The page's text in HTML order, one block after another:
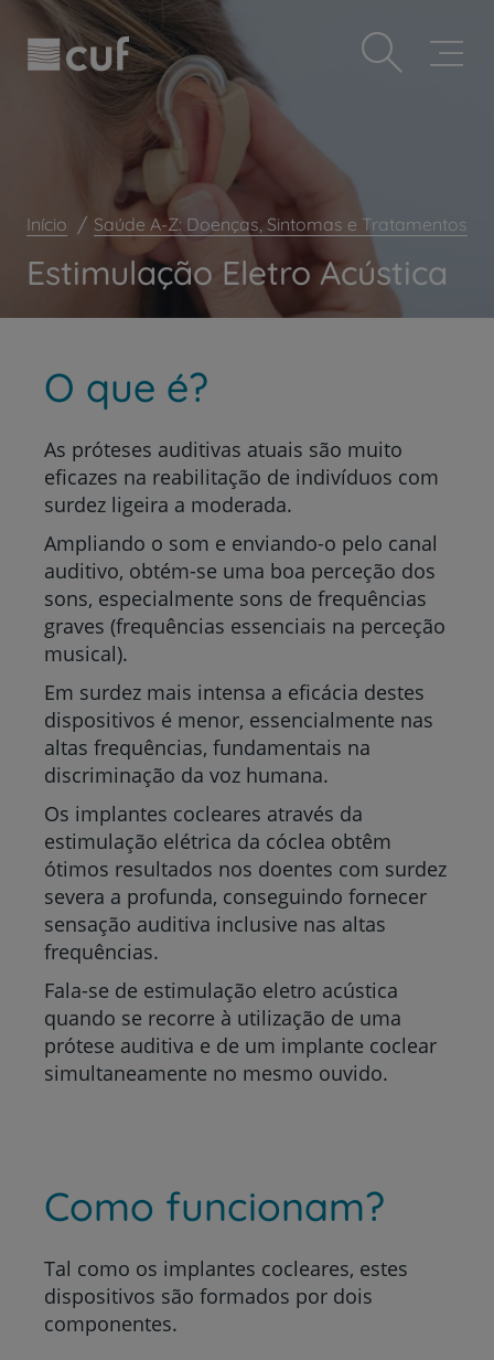
Observação:
este
inclui
Passar
para
conteúdo
Prevenção e bem-estar
Grandes Áreas da Saúde
Serviços CUF
Plano +CUF
My CUF
Clientes e acompanhantes
CUF Academic Center
Para profissionais
Contacte-nos
Início Saúde A-Z: Doenças, Sintomas e Tratamentos
Estimulação Eletro Acústica
O que é?
As próteses auditivas atuais são muito
eficazes na reabilitação de indivíduos com
surdez ligeira a moderada.
Ampliando o som e enviando-o pelo canal
auditivo, obtém-se uma boa perceção dos
sons, especialmente sons de frequências
graves (frequências essenciais na perceção
musical).
Em surdez mais intensa a eficácia destes
dispositivos é menor, essencialmente nas
altas frequências, fundamentais na
discriminação da voz humana.
Os implantes cocleares através da
estimulação elétrica da cóclea obtêm
ótimos resultados nos doentes com surdez
severa a profunda, conseguindo fornecer
sensação auditiva inclusive nas altas
frequências.
Fala-se de estimulação eletro acústica
quando se recorre à utilização de uma
prótese auditiva e de um implante coclear
simultaneamente no mesmo ouvido.
Como funcionam?
Tal como os implantes cocleares, estes
dispositivos são formados por dois
componentes.